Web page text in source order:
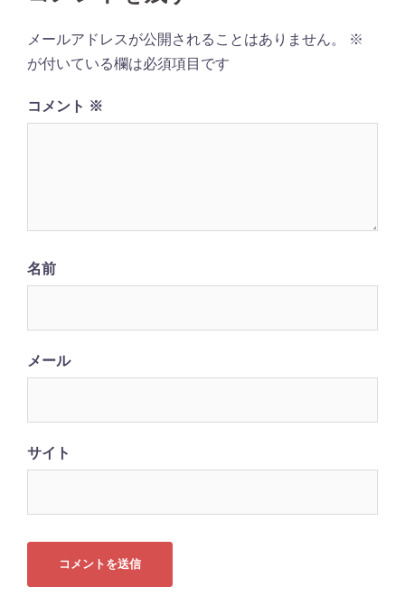
ゲ
ー
シ
ン
メールアドレスが公開されることはありません。
※
が付いている欄は必須項目です
コメント ※
名前
メール
サイト